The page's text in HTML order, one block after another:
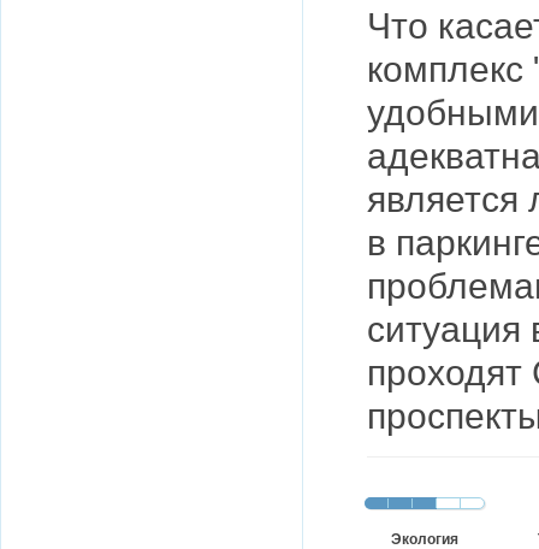
Что
в
ситуация
проходят
Экология